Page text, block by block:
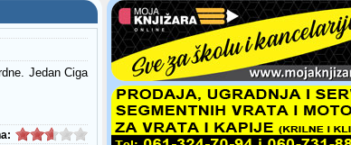
Jedan Ciga